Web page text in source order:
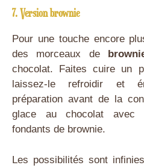
7. Version brownie
Pour une touche encore
des morceaux de
chocolat. Faites cuire un
laissez-le refroidir et
préparation avant de la
glace au chocolat avec
fondants de brownie.
Les possibilités sont